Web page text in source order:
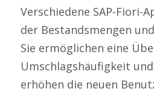
Verschiedene SAP-Fiori-
der Bestandsmengen
Sie ermöglichen eine
Umschlagshäufigkeit
erhöhen die neuen